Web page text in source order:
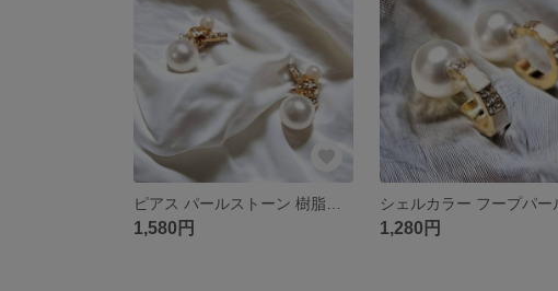
1,580円 1,280円